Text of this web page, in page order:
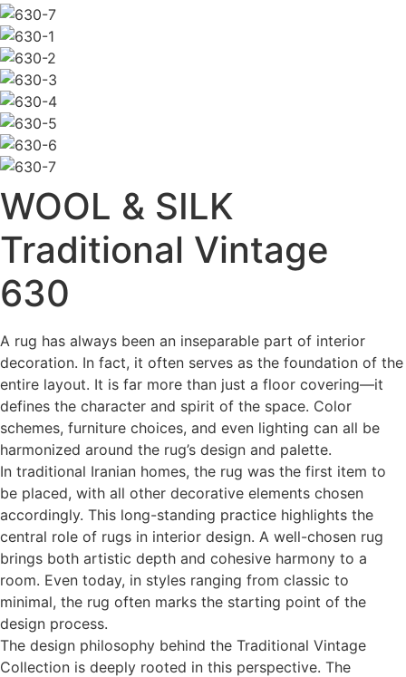
WOOL & SILK
Traditional Vintage
630
A rug has always been an inseparable part of interior
decoration. In fact, it often serves as the foundation of the
entire layout. It is far more than just a floor covering—it
defines the character and spirit of the space. Color
schemes, furniture choices, and even lighting can all be
harmonized around the rug’s design and palette.
In traditional Iranian homes, the rug was the first item to
be placed, with all other decorative elements chosen
accordingly. This long-standing practice highlights the
central role of rugs in interior design. A well-chosen rug
brings both artistic depth and cohesive harmony to a
room. Even today, in styles ranging from classic to
minimal, the rug often marks the starting point of the
design process.
The design philosophy behind the Traditional Vintage
Collection is deeply rooted in this perspective. The